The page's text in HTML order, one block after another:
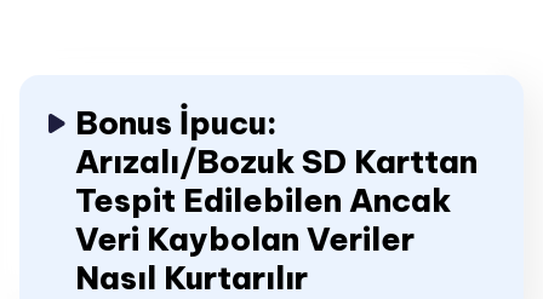
Bonus İpucu:
Arızalı/Bozuk SD Karttan
Tespit Edilebilen Ancak
Veri Kaybolan Veriler
Nasıl Kurtarılır